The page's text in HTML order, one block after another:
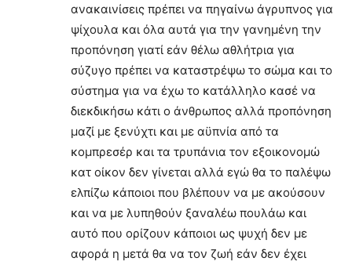
ανακαινίσεις πρέπει να πηγαίνω άγρυπνος για
ψίχουλα και όλα αυτά για την γανημένη την
προπόνηση γιατί εάν θέλω αθλήτρια για
σύζυγο πρέπει να καταστρέψω το σώμα και το
σύστημα για να έχω το κατάλληλο κασέ να
διεκδικήσω κάτι ο άνθρωπος αλλά προπόνηση
μαζί με ξενύχτι και με αϋπνία από τα
κομπρεσέρ και τα τρυπάνια τον εξοικονομώ
κατ οίκον δεν γίνεται αλλά εγώ θα το παλέψω
ελπίζω κάποιοι που βλέπουν να με ακούσουν
και να με λυπηθούν ξαναλέω πουλάω και
αυτό που ορίζουν κάποιοι ως ψυχή δεν με
αφορά η μετά θα να τον ζωή εάν δεν έχει